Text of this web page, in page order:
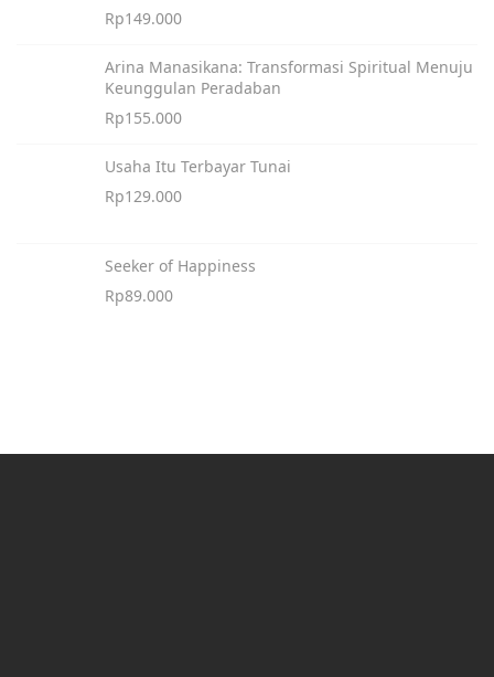
Rp149.000
Arina Manasikana: Transformasi Spiritual Menuju
Keunggulan Peradaban
Rp155.000
Usaha Itu Terbayar Tunai
Rp129.000
Seeker of Happiness
Rp89.000